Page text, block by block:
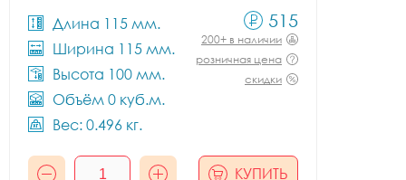
Длина 115 мм.
Ширина 115 мм.
Высота 100 мм.
Объём 0 куб.м.
Вес: 0.496 кг.
515
200+ в наличии
розничная цена
скидки
КУПИТЬ